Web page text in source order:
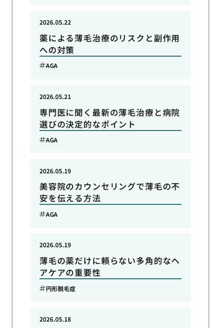
薬による薄毛治療のリスクと副作用
への対策
2026.05.22
AGA
専門医に聞く最新の薄毛治療と病院
選びの決定的なポイント
2026.05.21
AGA
美容院のカウンセリングで薄毛の不
安を伝える方法
2026.05.19
AGA
薄毛の薬だけに頼らない多角的なヘ
アケアの重要性
2026.05.19
円形脱毛症
2026.05.18